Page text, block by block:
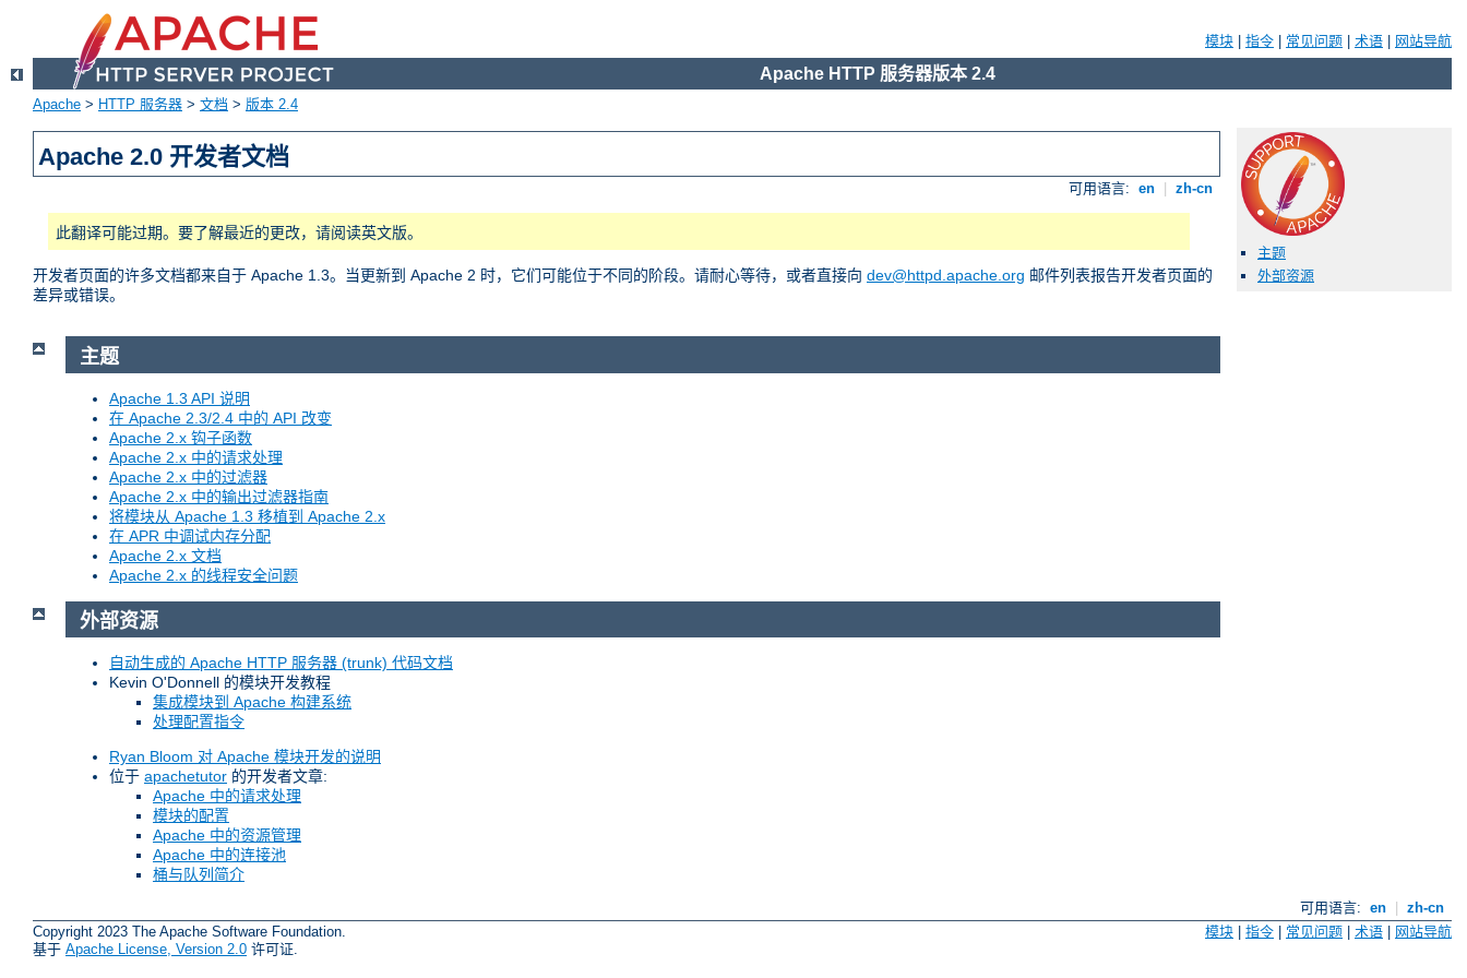
模块 指令 常见问题 术语 网站导航
Apache HTTP 服务器版本 2.4
Apache > HTTP 服务器 > 文档 > 版本 2.4
Apache 2.0 开发者文档
可用语言: en zh-cn
此翻译可能过期。要了解最近的更改，请阅读英文版。
开发者页面的许多文档都来自于 Apache 1.3。当更新到 Apache 2 时，它们可能位于不同的阶段。请耐心等待，或者直接向 dev@httpd.apache.org 邮件列表报告开发者页面的
差异或错误。
主题
外部资源
主题
Apache 1.3 API 说明
在 Apache 2.3/2.4 中的 API 改变
Apache 2.x 钩子函数
Apache 2.x 中的请求处理
Apache 2.x 中的过滤器
Apache 2.x 中的输出过滤器指南
将模块从 Apache 1.3 移植到 Apache 2.x
在 APR 中调试内存分配
Apache 2.x 文档
Apache 2.x 的线程安全问题
外部资源
自动生成的 Apache HTTP 服务器 (trunk) 代码文档
Kevin O'Donnell 的模块开发教程
集成模块到 Apache 构建系统
处理配置指令
Ryan Bloom 对 Apache 模块开发的说明
位于 apachetutor 的开发者文章:
Apache 中的请求处理
模块的配置
Apache 中的资源管理
Apache 中的连接池
桶与队列简介
可用语言: en
zh-cn
Copyright 2023 The Apache Software Foundation.
基于 Apache License, Version 2.0 许可证.
模块 指令 常见问题 术语 网站导航